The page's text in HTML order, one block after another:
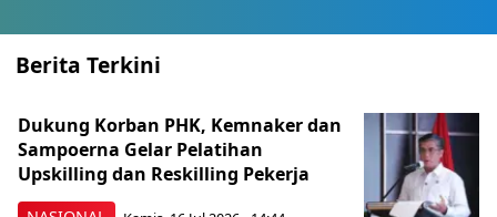
Berita Terkini
Dukung Korban PHK, Kemnaker dan
Sampoerna Gelar Pelatihan
Upskilling dan Reskilling Pekerja